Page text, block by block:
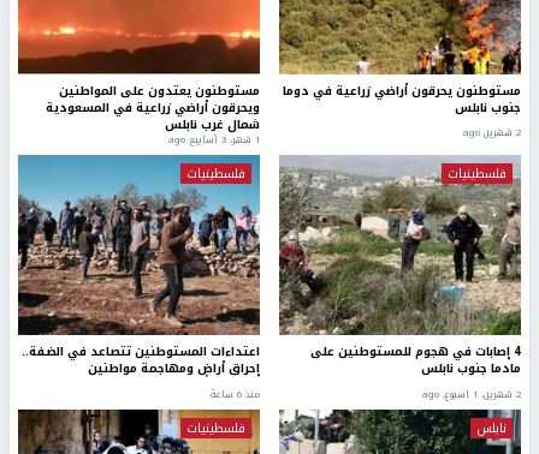
مستوطنون يحرقون أراضي زراعية في دوما
جنوب نابلس
2 شهرين ago
مستوطنون يعتدون على المواطنين
ويحرقون أراضي زراعية في المسعودية
شمال غرب نابلس
1 شهر، 3 أسابيع ago
فلسطينيات
4 إصابات في هجوم للمستوطنين على
مادما جنوب نابلس
2 شهرين، 1 اسبوع. ago
فلسطينيات
اعتداءات المستوطنين تتصاعد في الضفة..
إحراق أراضٍ ومهاجمة مواطنين
منذ 6 ساعة
نابلس فلسطينيات